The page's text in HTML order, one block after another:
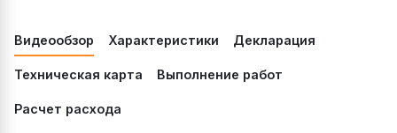
Видеообзор Характеристики Декларация
Техническая карта Выполнение работ
Расчет расхода